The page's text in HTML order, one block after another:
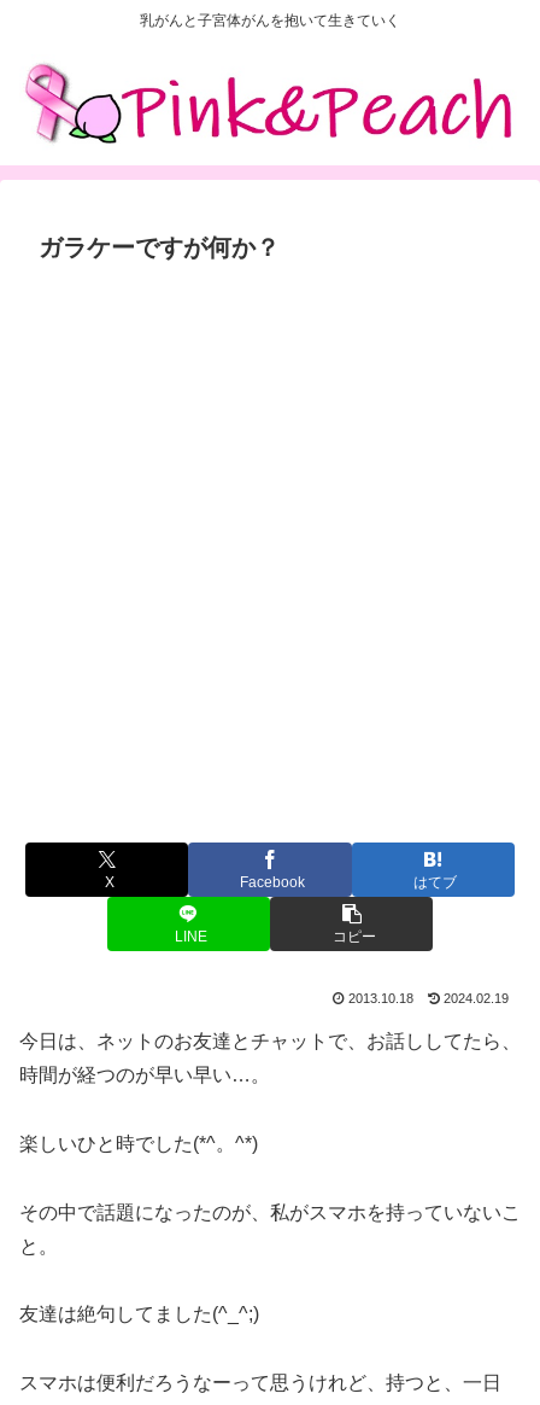
乳がんと子宮体がんを抱いて生きていく
ガラケーですが何か？
X Facebook はてブ
LINE コピー
2013.10.18 2024.02.19
今日は、ネットのお友達とチャットで、お話ししてたら、
時間が経つのが早い早い…。
楽しいひと時でした(*^。^*)
その中で話題になったのが、私がスマホを持っていないこ
と。
友達は絶句してました(^_^;)
スマホは便利だろうなーって思うけれど、持つと、一日